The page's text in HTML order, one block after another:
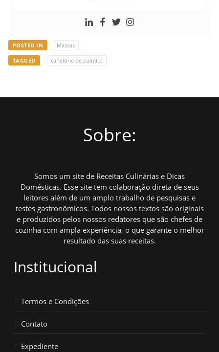
POSTED IN Massas
TAGGED canelone de palmito
Sobre:
Somos um site de Receitas Culinárias e Dicas
Domésticas. Esse site tem colaboração direta de seus
leitores além de um amplo trabalho de pesquisas e
testes gastronômicos. Todos nossos textos são originais
e produzidos pelos nossos redatores que são chefes de
cozinha com ampla experiência, o que garante o melhor
resultado das suas receitas.
Institucional
Termos e Condições
Contato
Expediente